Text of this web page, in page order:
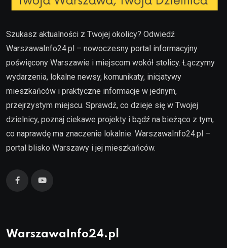
Szukasz aktualności z Twojej okolicy? Odwiedź
WarszawaInfo24.pl – nowoczesny portal informacyjny
poświęcony Warszawie i miejscom wokół stolicy. Łączymy
wydarzenia, lokalne newsy, komunikaty, inicjatywy
mieszkańców i praktyczne informacje w jednym,
przejrzystym miejscu. Sprawdź, co dzieje się w Twojej
dzielnicy, poznaj ciekawe projekty i bądź na bieżąco z tym,
co naprawdę ma znaczenie lokalnie. WarszawaInfo24.pl –
portal blisko Warszawy i jej mieszkańców.
WarszawaInfo24.pl